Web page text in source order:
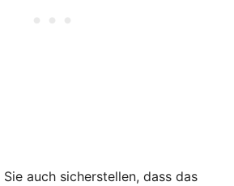
auch sicherstellen, dass das